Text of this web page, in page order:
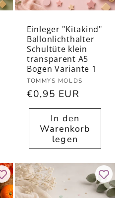
Einleger "Kitakind"
Ballonlichthalter
Schultüte klein
transparent A5
Bogen Variante 1
Anbieter:
TOMMYS MOLDS
Normaler
Preis
€0,95 EUR
In den
Warenkorb
legen